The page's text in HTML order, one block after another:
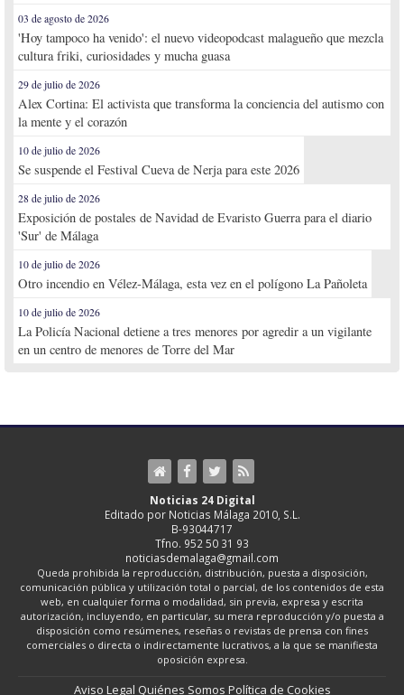
03 de agosto de 2026
'Hoy tampoco ha venido': el nuevo videopodcast malagueño que mezcla
cultura friki, curiosidades y mucha guasa
29 de julio de 2026
Alex Cortina: El activista que transforma la conciencia del autismo con
la mente y el corazón
10 de julio de 2026
Se suspende el Festival Cueva de Nerja para este 2026
28 de julio de 2026
Exposición de postales de Navidad de Evaristo Guerra para el diario
'Sur' de Málaga
10 de julio de 2026
Otro incendio en Vélez-Málaga, esta vez en el polígono La Pañoleta
10 de julio de 2026
La Policía Nacional detiene a tres menores por agredir a un vigilante
en un centro de menores de Torre del Mar
Noticias 24 Digital
Editado por Noticias Málaga 2010, S.L.
B-93044717
Tfno. 952 50 31 93
noticiasdemalaga@gmail.com
Queda prohibida la reproducción, distribución, puesta a disposición,
comunicación pública y utilización total o parcial, de los contenidos de esta
web, en cualquier forma o modalidad, sin previa, expresa y escrita
autorización, incluyendo, en particular, su mera reproducción y/o puesta a
disposición como resúmenes, reseñas o revistas de prensa con fines
comerciales o directa o indirectamente lucrativos, a la que se manifiesta
oposición expresa.
Aviso Legal Quiénes Somos Política de Cookies